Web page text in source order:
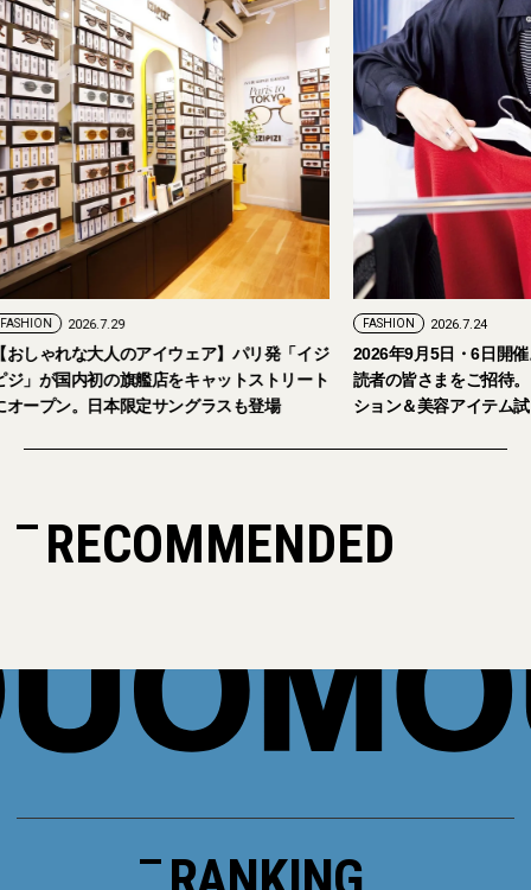
ア】パリ発「イジ
ャットストリート
ラスも登場
2026年9月5日・6日開催。「試着フェス®︎」に
読者の皆さまをご招待。【2026年秋冬ファッ
ション＆美容アイテム試し放題】
RECOMMENDED